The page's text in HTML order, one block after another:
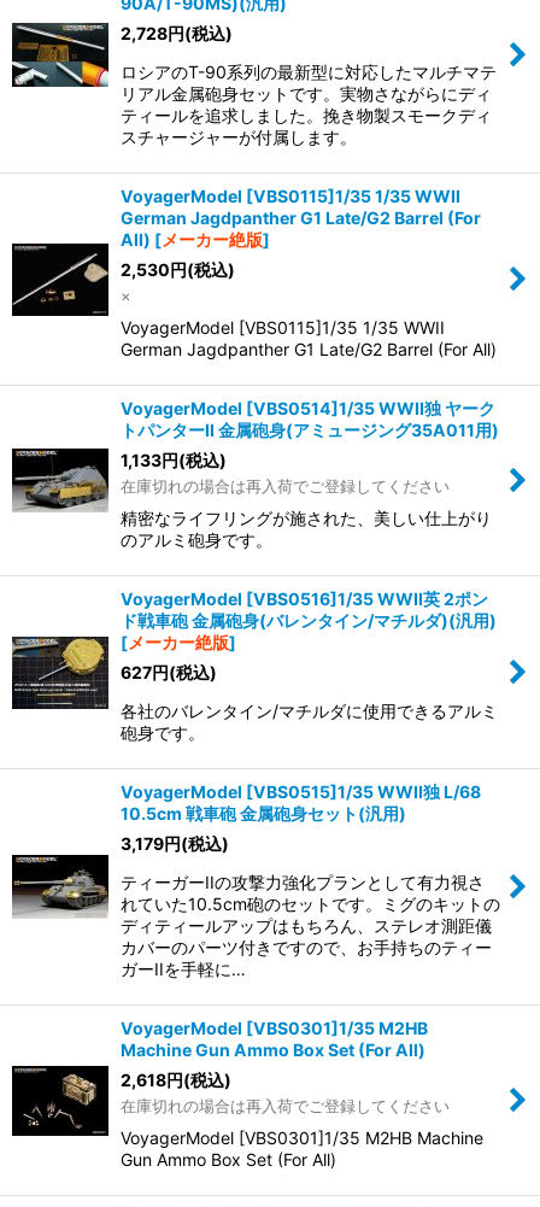
2,728円(税込)
ロシアのT-90系列の最新型に対応したマルチマテ
リアル金属砲身セットです。実物さながらにディ
ティールを追求しました。挽き物製スモークディ
スチャージャーが付属します。
VoyagerModel [VBS0115]1/35 1/35 WWII
German Jagdpanther G1 Late/G2 Barrel (For
All) [メーカー絶版]
2,530円(税込)
×
VoyagerModel [VBS0115]1/35 1/35 WWII
German Jagdpanther G1 Late/G2 Barrel (For All)
VoyagerModel [VBS0514]1/35 WWII独 ヤーク
トパンターII 金属砲身(アミュージング35A011用)
1,133円(税込)
在庫切れの場合は再入荷でご登録してください
精密なライフリングが施された、美しい仕上がり
のアルミ砲身です。
VoyagerModel [VBS0516]1/35 WWII英 2ポン
ド戦車砲 金属砲身(バレンタイン/マチルダ)(汎用)
[メーカー絶版]
627円(税込)
各社のバレンタイン/マチルダに使用できるアルミ
砲身です。
VoyagerModel [VBS0515]1/35 WWII独 L/68
10.5cm 戦車砲 金属砲身セット(汎用)
3,179円(税込)
ティーガーIIの攻撃力強化プランとして有力視さ
れていた10.5cm砲のセットです。ミグのキットの
ディティールアップはもちろん、ステレオ測距儀
カバーのパーツ付きですので、お手持ちのティー
ガーIIを手軽に…
VoyagerModel [VBS0301]1/35 M2HB
Machine Gun Ammo Box Set (For All)
2,618円(税込)
在庫切れの場合は再入荷でご登録してください
VoyagerModel [VBS0301]1/35 M2HB Machine
Gun Ammo Box Set (For All)